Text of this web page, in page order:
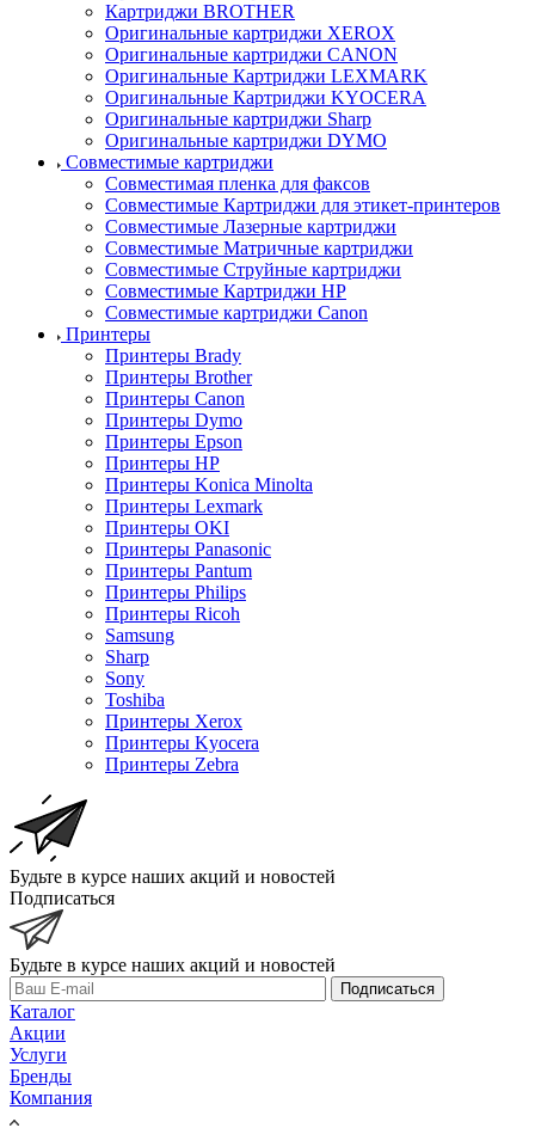
Картриджи BROTHER
Оригинальные картриджи XEROX
Оригинальные картриджи CANON
Оригинальные Картриджи LEXMARK
Оригинальные Картриджи KYOCERA
Оригинальные картриджи Sharp
Оригинальные картриджи DYMO
Совместимые картриджи
Совместимая пленка для факсов
Совместимые Картриджи для этикет-принтеров
Совместимые Лазерные картриджи
Совместимые Матричные картриджи
Совместимые Струйные картриджи
Совместимые Картриджи HP
Совместимые картриджи Canon
Принтеры
Принтеры Brady
Принтеры Brother
Принтеры Canon
Принтеры Dymo
Принтеры Epson
Принтеры HP
Принтеры Konica Minolta
Принтеры Lexmark
Принтеры OKI
Принтеры Panasonic
Принтеры Pantum
Принтеры Philips
Принтеры Ricoh
Samsung
Sharp
Sony
Toshiba
Принтеры Xerox
Принтеры Kyocera
Принтеры Zebra
Будьте в курсе наших акций и новостей
Подписаться
Будьте в курсе наших акций и новостей
Подписаться
Каталог
Акции
Услуги
Бренды
Компания